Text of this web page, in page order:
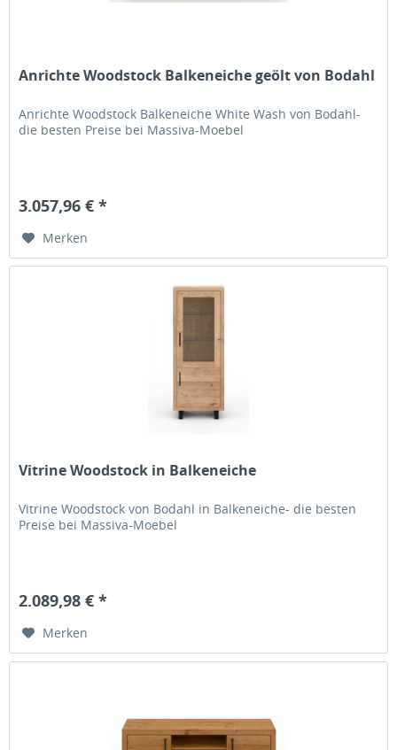
Anrichte Woodstock Balkeneiche geölt von Bodahl
Anrichte Woodstock Balkeneiche White Wash von Bodahl-
die besten Preise bei Massiva-Moebel
3.057,96 € *
Merken
Vitrine Woodstock in Balkeneiche
Vitrine Woodstock von Bodahl in Balkeneiche- die besten
Preise bei Massiva-Moebel
2.089,98 € *
Merken